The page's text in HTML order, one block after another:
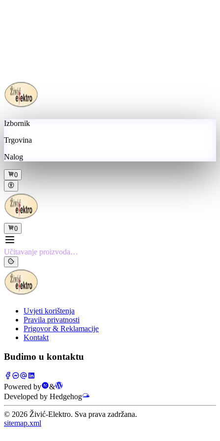
Izbornik
Trgovina
Nalog
0
0
Učitavanje proizvoda…
Uvjeti korištenja
Pravila privatnosti
Prigovor & Reklamacije
Kontakt
Budimo u kontaktu
Powered by
&
Developed by Hedgehog
© 2026 Živić-Elektro. Sva prava zadržana.
sitemap.xml